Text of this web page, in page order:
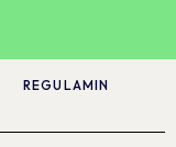
REGULAMIN